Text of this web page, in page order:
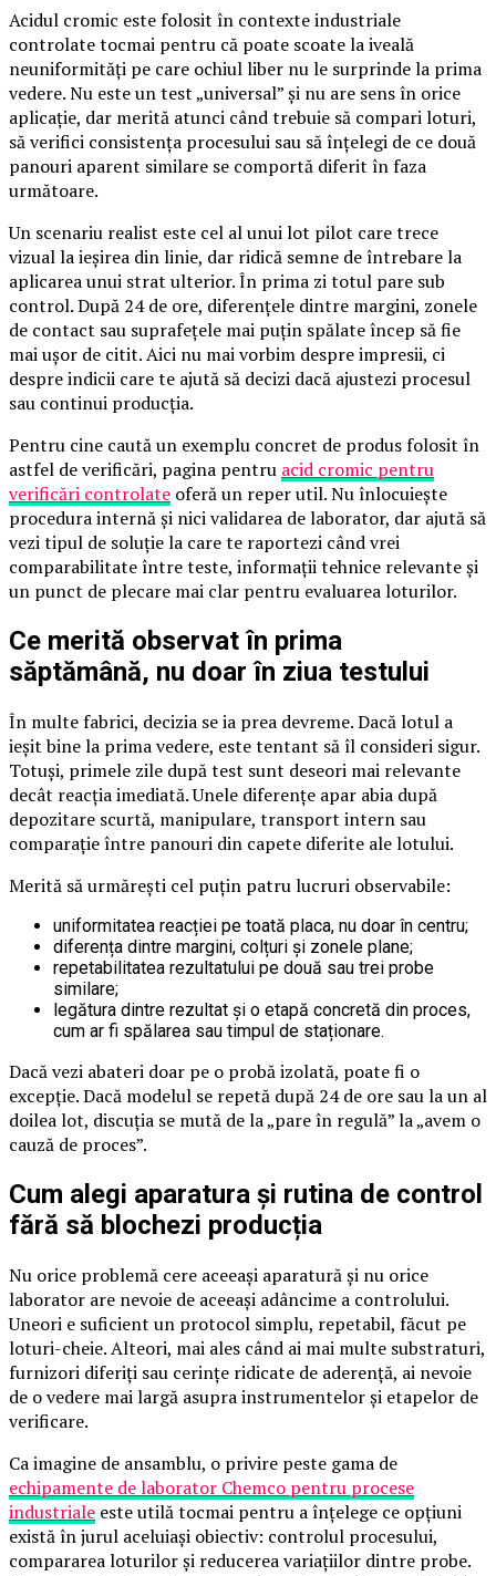
Acidul cromic este folosit în contexte industriale
controlate tocmai pentru că poate scoate la iveală
neuniformități pe care ochiul liber nu le surprinde la prima
vedere. Nu este un test „universal” și nu are sens în orice
aplicație, dar merită atunci când trebuie să compari loturi,
să verifici consistența procesului sau să înțelegi de ce două
panouri aparent similare se comportă diferit în faza
următoare.
Un scenariu realist este cel al unui lot pilot care trece
vizual la ieșirea din linie, dar ridică semne de întrebare la
aplicarea unui strat ulterior. În prima zi totul pare sub
control. După 24 de ore, diferențele dintre margini, zonele
de contact sau suprafețele mai puțin spălate încep să fie
mai ușor de citit. Aici nu mai vorbim despre impresii, ci
despre indicii care te ajută să decizi dacă ajustezi procesul
sau continui producția.
Pentru cine caută un exemplu concret de produs folosit în
astfel de verificări, pagina pentru acid cromic pentru
verificări controlate oferă un reper util. Nu înlocuiește
procedura internă și nici validarea de laborator, dar ajută să
vezi tipul de soluție la care te raportezi când vrei
comparabilitate între teste, informații tehnice relevante și
un punct de plecare mai clar pentru evaluarea loturilor.
Ce merită observat în prima
săptămână, nu doar în ziua testului
În multe fabrici, decizia se ia prea devreme. Dacă lotul a
ieșit bine la prima vedere, este tentant să îl consideri sigur.
Totuși, primele zile după test sunt deseori mai relevante
decât reacția imediată. Unele diferențe apar abia după
depozitare scurtă, manipulare, transport intern sau
comparație între panouri din capete diferite ale lotului.
Merită să urmărești cel puțin patru lucruri observabile:
uniformitatea reacției pe toată placa, nu doar în centru;
diferența dintre margini, colțuri și zonele plane;
repetabilitatea rezultatului pe două sau trei probe
similare;
legătura dintre rezultat și o etapă concretă din proces,
cum ar fi spălarea sau timpul de staționare.
Dacă vezi abateri doar pe o probă izolată, poate fi o
excepție. Dacă modelul se repetă după 24 de ore sau la un al
doilea lot, discuția se mută de la „pare în regulă” la „avem o
cauză de proces”.
Cum alegi aparatura și rutina de control
fără să blochezi producția
Nu orice problemă cere aceeași aparatură și nu orice
laborator are nevoie de aceeași adâncime a controlului.
Uneori e suficient un protocol simplu, repetabil, făcut pe
loturi-cheie. Alteori, mai ales când ai mai multe substraturi,
furnizori diferiți sau cerințe ridicate de aderență, ai nevoie
de o vedere mai largă asupra instrumentelor și etapelor de
verificare.
Ca imagine de ansamblu, o privire peste gama de
echipamente de laborator Chemco pentru procese
industriale este utilă tocmai pentru a înțelege ce opțiuni
există în jurul aceluiași obiectiv: controlul procesului,
compararea loturilor și reducerea variațiilor dintre probe.